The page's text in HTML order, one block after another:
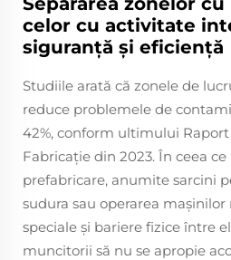
celor cu activitate
siguranță și eficiență
Studiile arată că zonele de
reduce problemele de
42%, conform ultimului
Fabricație din 2023. În ceea
prefabricare, anumite sarcini
sudura sau operarea mașinilor
speciale și bariere fizice între
muncitorii să nu se apropie